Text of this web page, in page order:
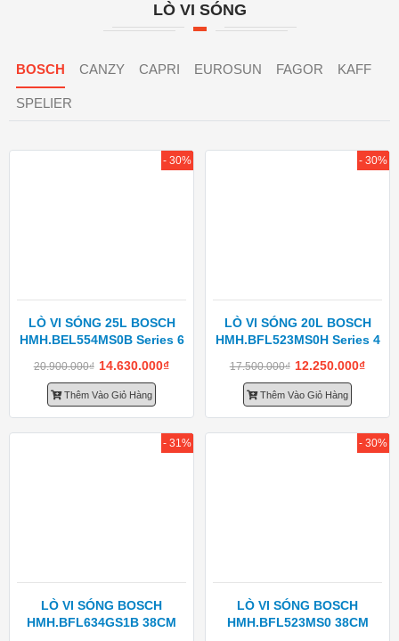
LÒ VI SÓNG
BOSCH CANZY CAPRI EUROSUN FAGOR KAFF
SPELIER
LÒ VI SÓNG 25L BOSCH
HMH.BEL554MS0B Series 6
20.900.000₫ 14.630.000₫
Thêm Vào Giỏ Hàng
- 30%
LÒ VI SÓNG 20L BOSCH
HMH.BFL523MS0H Series 4
17.500.000₫ 12.250.000₫
Thêm Vào Giỏ Hàng
- 30%
LÒ VI SÓNG BOSCH
HMH.BFL634GS1B 38CM
- 31%
LÒ VI SÓNG BOSCH
HMH.BFL523MS0 38CM
- 30%